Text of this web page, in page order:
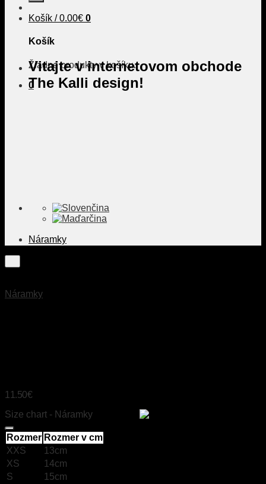
Košík /0.00€ 0
Košík
Žiadne produkty v košíku.
0
Vitajte v internetovom obchode
The Kalli design!
Náramky
Náramky
11.50€
Size chart - Náramky
Rozmer Rozmer v cm
XXS
13cm
XS
14cm
S
15cm